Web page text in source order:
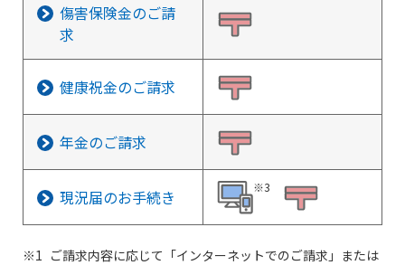
傷害保険金のご請
求
健康祝金のご請求
年金のご請求
現況届のお手続き ※3
ご請求内容に応じて「インターネットでのご請求」または